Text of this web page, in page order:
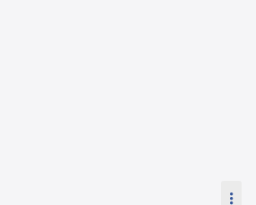
